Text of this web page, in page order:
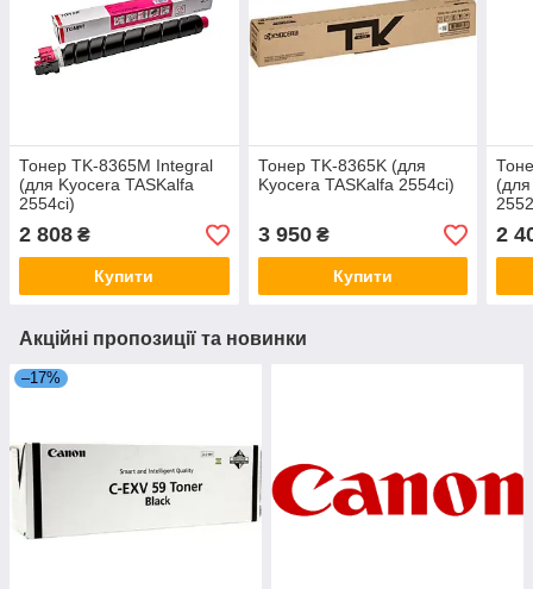
Тонер TK-8365M Integral
(для Kyocera TASKalfa
2554ci)
2 808 ₴
Купити
Тонер TK-8365K (для
Kyocera TASKalfa 2554ci)
3 950₴
Купити
2
Акційні пропозиції та новинки
–17%